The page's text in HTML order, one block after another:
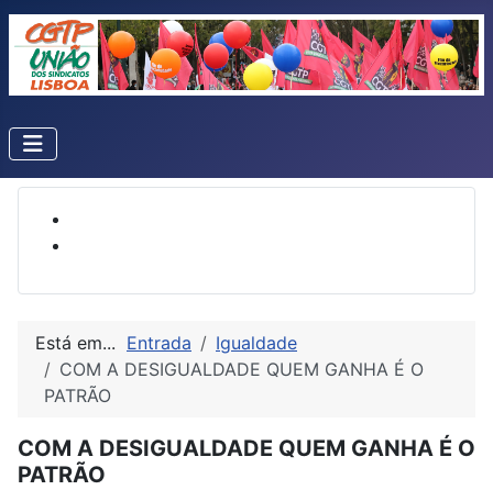
Está em... Entrada
Igualdade
COM A DESIGUALDADE QUEM GANHA É O
PATRÃO
COM A DESIGUALDADE QUEM GANHA É O
PATRÃO